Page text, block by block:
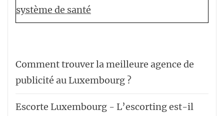
système de santé
Comment trouver la meilleure agence de
publicité au Luxembourg ?
Escorte Luxembourg - L’escorting est-il